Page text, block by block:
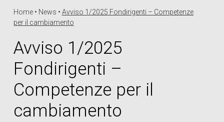
Home • News • Avviso 1/2025 Fondirigenti – Competenze
per il cambiamento
Avviso 1/2025
Fondirigenti –
Competenze per il
cambiamento